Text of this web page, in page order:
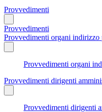
Provvedimenti
Provvedimenti
Provvedimenti organi indirizzo
Provvedimenti organi
Provvedimenti dirigenti
Provvedimenti dirigenti